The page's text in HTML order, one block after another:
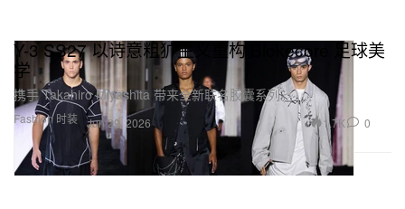
Fashion 时装
Y-3 SS27 以诗意粗犷主义重构 Blokecore 足球美
学
携手 Takahiro Miyashita 带来全新联名胶囊系列。
Jun 29, 2026 1.7K 0